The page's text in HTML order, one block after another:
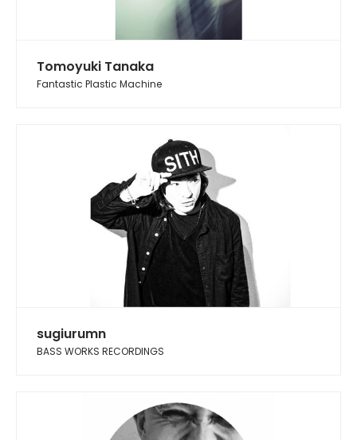
Tomoyuki Tanaka
Fantastic Plastic Machine
sugiurumn
BASS WORKS RECORDINGS